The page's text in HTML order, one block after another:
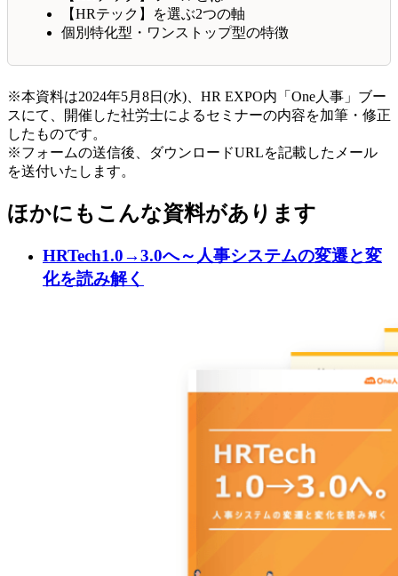
【HRテック】を選ぶ2つの軸
個別特化型・ワンストップ型の特徴
※本資料は2024年5月8日(水)、HR EXPO内「One人事」ブー
スにて、開催した社労士によるセミナーの内容を加筆・修正
したものです。
※フォームの送信後、ダウンロードURLを記載したメール
を送付いたします。
ほかにもこんな資料があります
HRTech1.0→3.0へ～人事システムの変遷と変
化を読み解く